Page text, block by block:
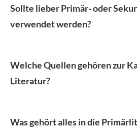
Sollte lieber Primär- oder
verwendet werden?
Welche Quellen gehören zur
Literatur?
Was gehört alles in die